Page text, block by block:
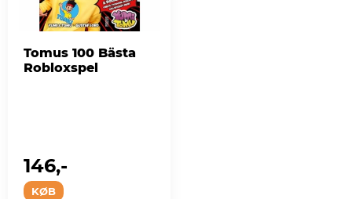
Tomus 100 Bästa
Robloxspel
KØB
146,-